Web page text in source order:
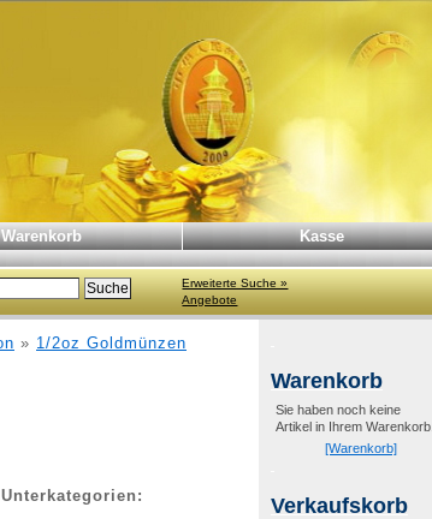
Warenkorb Kasse
Erweiterte Suche »
Angebote
» 1/2oz Goldmünzen
Warenkorb
Sie haben noch keine
Artikel in Ihrem Warenkorb.
[Warenkorb]
Verkaufskorb